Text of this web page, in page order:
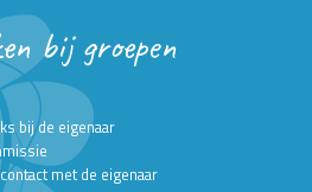
bij groepen
bij de eigenaar
met de eigenaar